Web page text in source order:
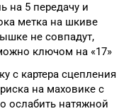
на 5 передачу и
метка на шкиве
не совпадут,
ключом на «17»
с картера сцепления
на маховике с
ослабить натяжной